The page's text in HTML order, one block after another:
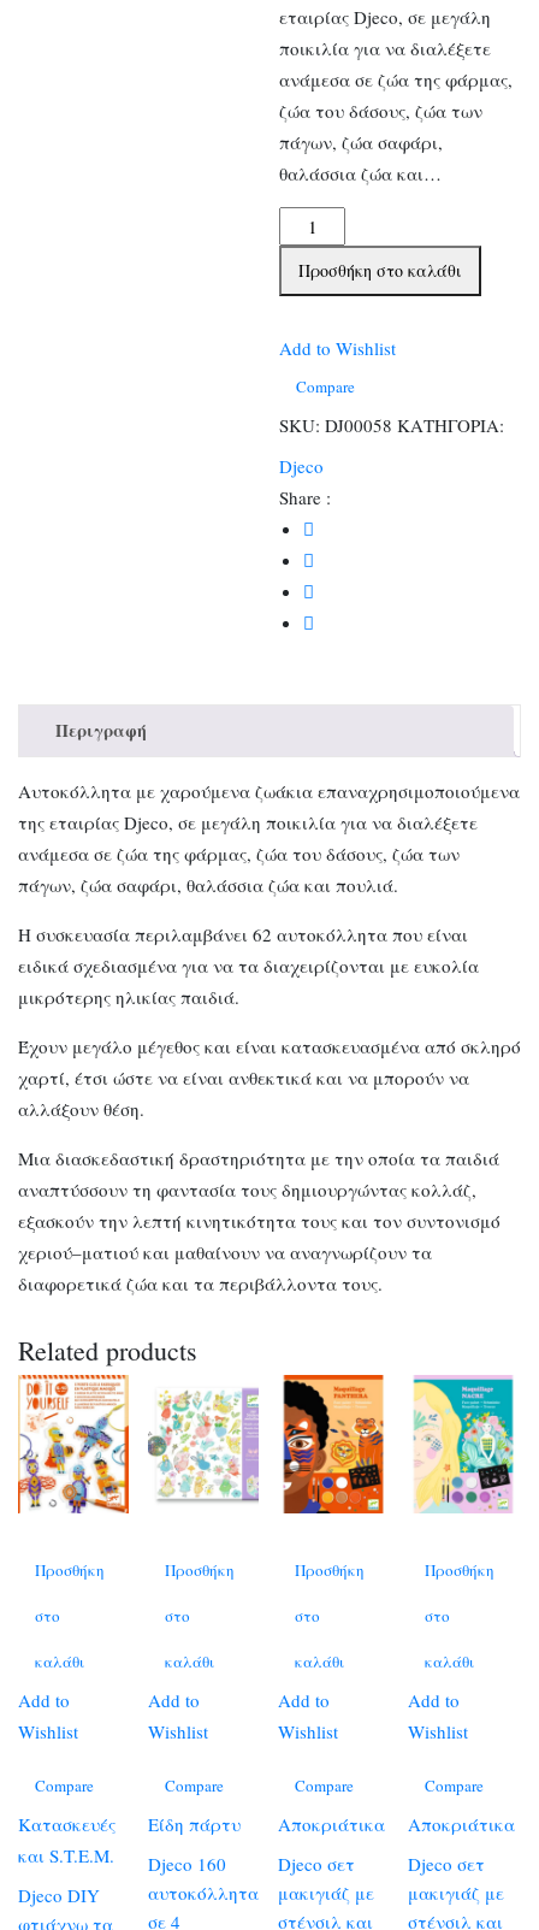
εταιρίας Djeco, σε μεγάλη
ποικιλία για να διαλέξετε
ανάμεσα σε ζώα της φάρμας,
ζώα του δάσους, ζώα των
πάγων, ζώα σαφάρι,
θαλάσσια ζώα και…
Djeco
62
Μεγάλα
επαναχρησιμοποιούμενα
ποσότητα
Προσθήκη στο καλάθι
Add to Wishlist
Compare
SKU: DJ00058 ΚΑΤΗΓΟΡΙΑ:
Djeco
Share :
Περιγραφή
Αυτοκόλλητα με χαρούμενα ζωάκια επαναχρησιμοποιούμενα
της εταιρίας Djeco, σε μεγάλη ποικιλία για να διαλέξετε
ανάμεσα σε ζώα της φάρμας, ζώα του δάσους, ζώα των
πάγων, ζώα σαφάρι, θαλάσσια ζώα και πουλιά.
Η συσκευασία περιλαμβάνει 62 αυτοκόλλητα που είναι
ειδικά σχεδιασμένα για να τα διαχειρίζονται με ευκολία
μικρότερης ηλικίας παιδιά.
Έχουν μεγάλο μέγεθος και είναι κατασκευασμένα από σκληρό
χαρτί, έτσι ώστε να είναι ανθεκτικά και να μπορούν να
αλλάξουν θέση.
Μια διασκεδαστική δραστηριότητα με την οποία τα παιδιά
αναπτύσσουν τη φαντασία τους δημιουργώντας κολλάζ,
εξασκούν την λεπτή κινητικότητα τους και τον συντονισμό
χεριού–ματιού και μαθαίνουν να αναγνωρίζουν τα
διαφορετικά ζώα και τα περιβάλλοντα τους.
Related products
Προσθήκη
στο
καλάθι
Add to
Wishlist
Compare
Κατασκευές
και S.T.E.M.
Djeco DIY
φτιάχνω τα
Προσθήκη
στο
καλάθι
Add to
Wishlist
Compare
Είδη πάρτυ
Djeco 160
αυτοκόλλητα
σε 4
Προσθήκη
στο
καλάθι
Add to
Wishlist
Compare
Αποκριάτικα
Djeco σετ
μακιγιάζ με
στένσιλ και
Προσθήκη
στο
καλάθι
Add to
Wishlist
Compare
Αποκριάτικα
Djeco σετ
μακιγιάζ με
στένσιλ και